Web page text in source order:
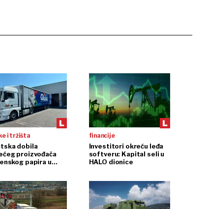
i tržišta
dobila
proizvođača
papira u
financije
Investitori okreću leđa
softveru: Kapital seli u
HALO dionice